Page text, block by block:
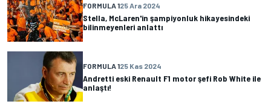
FORMULA 125 Ara 2024
Stella, McLaren'in şampiyonluk hikayesindeki
bilinmeyenleri anlattı
FORMULA 125 Kas 2024
Andretti eski Renault F1 motor şefi Rob White ile
anlaştı!